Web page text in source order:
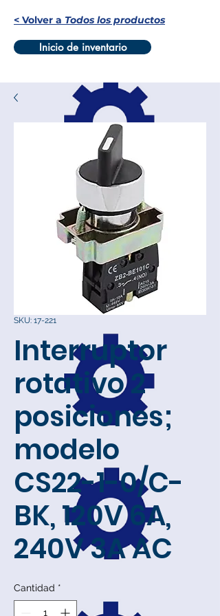
< Volver a Todos los productos
Inicio de inventario
SKU: 17-221
Interruptor
rotativo 2
posiciones;
modelo
CS22-1-0/C-
BK, 120V 6A,
240V 3A AC
Cantidad *